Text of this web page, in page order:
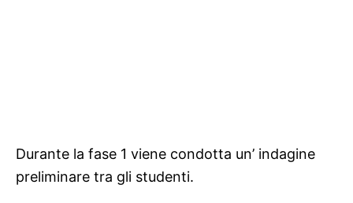
Durante la fase 1 viene condotta un’ indagine
preliminare tra gli studenti.